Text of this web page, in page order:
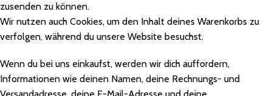
zusenden zu können.
Wir nutzen auch Cookies, um den Inhalt deines Warenkorbs zu
verfolgen, während du unsere Website besuchst.
Wenn du bei uns einkaufst, werden wir dich auffordern,
Informationen wie deinen Namen, deine Rechnungs- und